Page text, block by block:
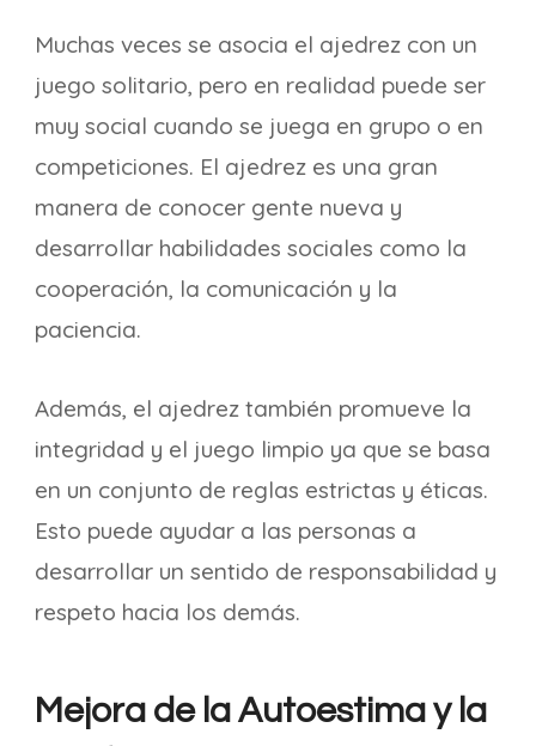
Muchas veces se asocia el ajedrez con un
juego solitario, pero en realidad puede ser
muy social cuando se juega en grupo o en
competiciones. El ajedrez es una gran
manera de conocer gente nueva y
desarrollar habilidades sociales como la
cooperación, la comunicación y la
paciencia.
Además, el ajedrez también promueve la
integridad y el juego limpio ya que se basa
en un conjunto de reglas estrictas y éticas.
Esto puede ayudar a las personas a
desarrollar un sentido de responsabilidad y
respeto hacia los demás.
Mejora de la Autoestima y la